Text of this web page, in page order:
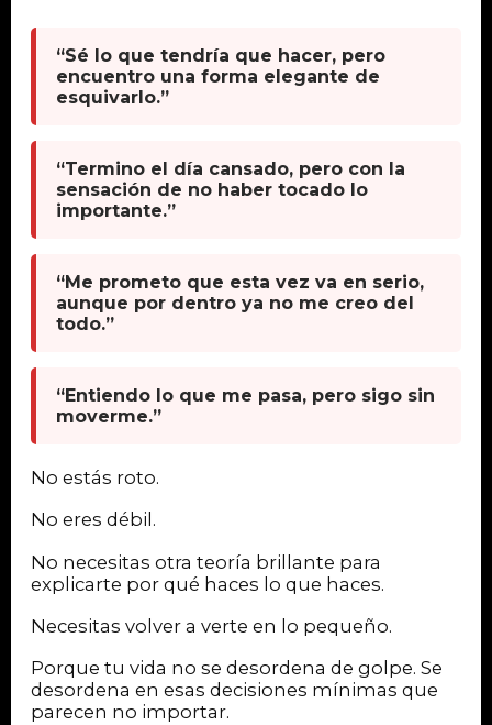
“Sé lo que tendría que hacer, pero
encuentro una forma elegante de
esquivarlo.”
“Termino el día cansado, pero con la
sensación de no haber tocado lo
importante.”
“Me prometo que esta vez va en serio,
aunque por dentro ya no me creo del
todo.”
“Entiendo lo que me pasa, pero sigo sin
moverme.”
No estás roto.
No eres débil.
No necesitas otra teoría brillante para
explicarte por qué haces lo que haces.
Necesitas volver a verte en lo pequeño.
Porque tu vida no se desordena de golpe. Se
desordena en esas decisiones mínimas que
parecen no importar.